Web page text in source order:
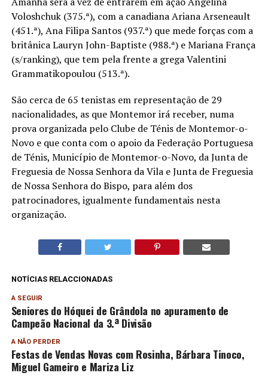
Voloshchuk (375.ª), com a canadiana Ariana Arseneault
(451.ª), Ana Filipa Santos (937.ª) que mede forças com a
britânica Lauryn John-Baptiste (988.ª) e Mariana França
(s/ranking), que tem pela frente a grega Valentini
Grammatikopoulou (513.ª).
São cerca de 65 tenistas em representação de 29
nacionalidades, as que Montemor irá receber, numa
prova organizada pelo Clube de Ténis de Montemor-o-
Novo e que conta com o apoio da Federação Portuguesa
de Ténis, Município de Montemor-o-Novo, da Junta de
Freguesia de Nossa Senhora da Vila e Junta de Freguesia
de Nossa Senhora do Bispo, para além dos
patrocinadores, igualmente fundamentais nesta
organização.
NOTÍCIAS RELACCIONADAS
A SEGUIR
Seniores do Hóquei de Grândola no apuramento de
Campeão Nacional da 3.ª Divisão
A NÃO PERDER
Festas de Vendas Novas com Rosinha, Bárbara Tinoco,
Miguel Gameiro e Mariza Liz